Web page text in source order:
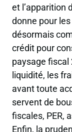
et l’apparition
donne pour
désormais
crédit pour
paysage fiscal
liquidité, les
avant toute
servent de
fiscales, PER,
Enfin, la